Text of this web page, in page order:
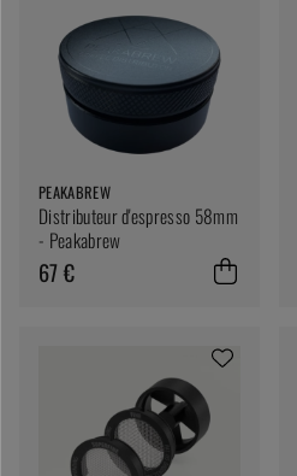
PEAKABREW
Distributeur d'espresso 58mm
- Peakabrew
67 €